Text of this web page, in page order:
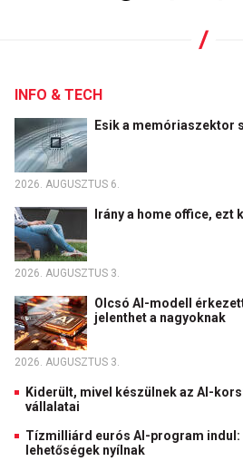
INFO & TECH
Esik a memóriaszektor
2026. AUGUSZTUS 6.
Irány a home office, ezt
2026. AUGUSZTUS 3.
Olcsó AI-modell
jelenthet a nagyoknak
2026. AUGUSZTUS 3.
Kiderült, mivel készülnek az AI-
vállalatai
Tízmilliárd eurós AI-program indul:
lehetőségek nyílnak